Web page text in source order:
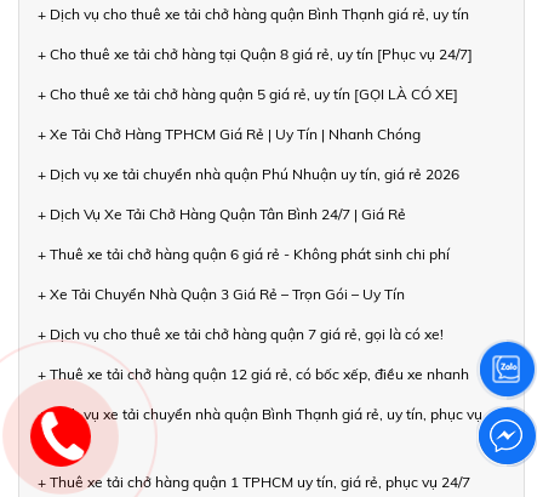
+ Dịch vụ cho thuê xe tải chở hàng quận Bình Thạnh giá rẻ, uy tín
+ Cho thuê xe tải chở hàng tại Quận 8 giá rẻ, uy tín [Phục vụ 24/7]
+ Cho thuê xe tải chở hàng quận 5 giá rẻ, uy tín [GỌI LÀ CÓ XE]
+ Xe Tải Chở Hàng TPHCM Giá Rẻ | Uy Tín | Nhanh Chóng
+ Dịch vụ xe tải chuyển nhà quận Phú Nhuận uy tín, giá rẻ 2026
+ Dịch Vụ Xe Tải Chở Hàng Quận Tân Bình 24/7 | Giá Rẻ
+ Thuê xe tải chở hàng quận 6 giá rẻ - Không phát sinh chi phí
+ Xe Tải Chuyển Nhà Quận 3 Giá Rẻ – Trọn Gói – Uy Tín
+ Dịch vụ cho thuê xe tải chở hàng quận 7 giá rẻ, gọi là có xe!
+ Thuê xe tải chở hàng quận 12 giá rẻ, có bốc xếp, điều xe nhanh
+ Dịch vụ xe tải chuyển nhà quận Bình Thạnh giá rẻ, uy tín, phục vụ
24/7
+ Thuê xe tải chở hàng quận 1 TPHCM uy tín, giá rẻ, phục vụ 24/7